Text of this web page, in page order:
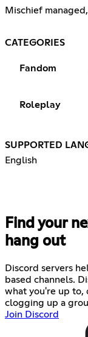
Mischief managed, rip 27 Sept
CATEGORIES
Fandom
Roleplay
SUPPORTED
English
Find your
hang out
Discord servers
based channels.
what you're up
clogging up a
Join Discord